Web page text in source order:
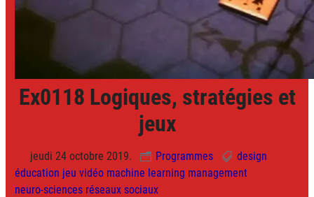
Ex0118 Logiques, stratégies et
jeux
jeudi 24 octobre 2019. Programmes
design
éducation jeu vidéo machine learning management
neuro-sciences réseaux sociaux